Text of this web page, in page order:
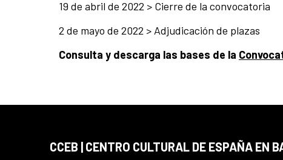
19 de abril de 2022 > Cierre de la convocatoria
2 de mayo de 2022 > Adjudicación de plazas
Consulta y descarga las bases de la
CCEB | CENTRO CULTURAL DE ESPAÑA EN